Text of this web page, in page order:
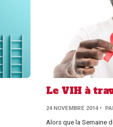
Le VIH à
24 NOVEMBRE 2014 PAR
•
Alors que la Semaine